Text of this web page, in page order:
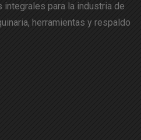
para la industria de
herramientas y respaldo